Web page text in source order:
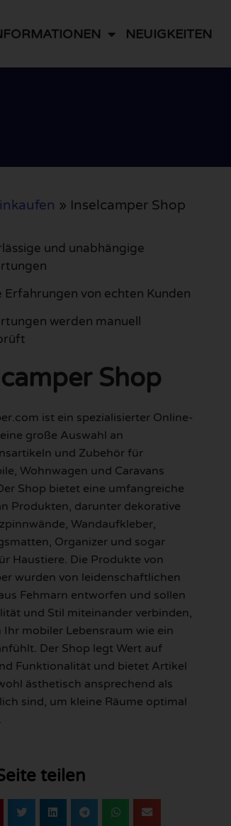
NEUIGKEITEN
» Inselcamper Shop
und unabhängige
Erfahrungen von echten Kunden
werden manuell
Shop
ist ein spezialisierter Online-
große Auswahl an
und Zubehör für
Wohnwagen und Caravans
Shop bietet eine umfangreiche
Produkten, darunter dekorative
Wandaufkleber,
Organizer und sogar
Haustiere. Die Produkte von
wurden von leidenschaftlichen
Fehmarn entworfen und sollen
und Stil miteinander verbinden,
Ihr mobiler Lebensraum wie ein
Der Shop legt Wert auf
Funktionalität und bietet Artikel
ästhetisch ansprechend als
sind, um kleine Räume optimal
teilen